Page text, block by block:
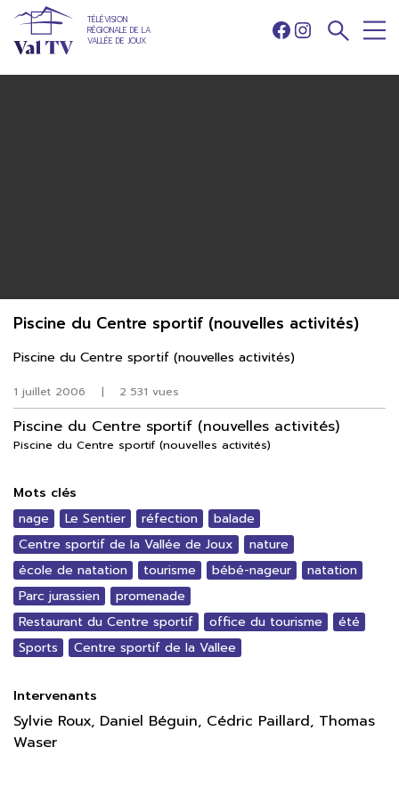
TÉLÉVISION
RÉGIONALE DE LA
VALLÉE DE JOUX
Facebook
Instagram
1 juillet 2006 | 2 531 vues
Piscine du Centre sportif (nouvelles activités)
Piscine du Centre sportif (nouvelles activités)
Mots clés
nage Le Sentier réfection
balade
Centre sportif de la Vallée de Joux
nature
école de natation
tourisme bébé-nageur
natation
Parc jurassien
promenade
Restaurant du Centre sportif
office du tourisme
été
Sports
Centre sportif de la Vallee
Intervenants
Sylvie Roux, Daniel Béguin, Cédric Paillard, Thomas
Waser
Piscine du Centre sportif (nouvelles activités)
Piscine du Centre sportif (nouvelles activités)